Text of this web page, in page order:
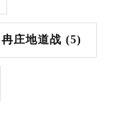
冉庄地道战 (5)